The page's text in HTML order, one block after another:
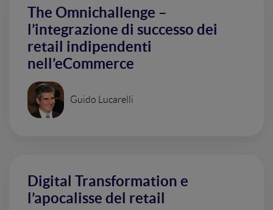
The Omnichallenge –
l’integrazione di successo dei
retail indipendenti
nell’eCommerce
Guido Lucarelli
Digital Transformation e
l’apocalisse del retail